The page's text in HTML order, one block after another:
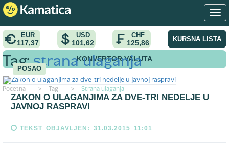
EUR
117,37
USD
101,62
CHF
125,86 KURSNA LISTA
KONVERTOR VALUTA
Pocetna > Tag > Strana ulaganja
Tag:strana ulaganja
POSAO
ZAKON O ULAGANJIMA ZA DVE-TRI NEDELJE U
JAVNOJ RASPRAVI
TEKST OBJAVLJEN: 31.03.2015 11:01